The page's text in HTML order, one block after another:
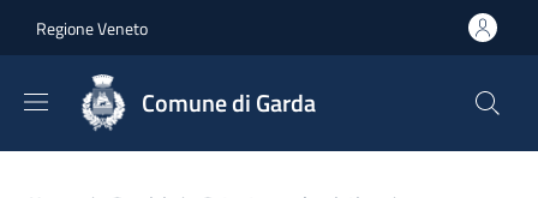
Regione Veneto
Comune di Garda